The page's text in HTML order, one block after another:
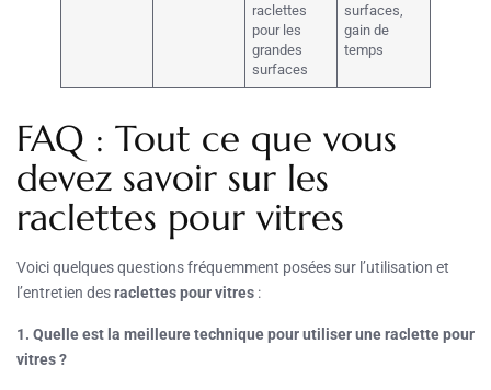
raclettes
pour les
grandes
surfaces
surfaces,
gain de
temps
FAQ : Tout ce que vous
devez savoir sur les
raclettes pour vitres
Voici quelques questions fréquemment posées sur l’utilisation et
l’entretien desraclettes pour vitres :
1. Quelle est la meilleure technique pour utiliser une raclette pour
vitres ?